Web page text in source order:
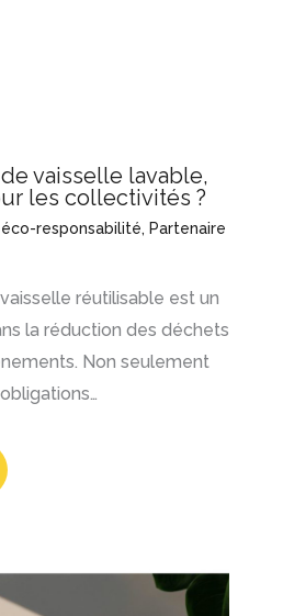
vaisselle lavable,
les collectivités ?
responsabilité, Partenaire
réutilisable est un
la réduction des déchets
Non seulement